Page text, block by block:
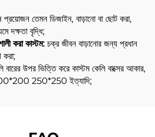
প্রয়োজন তেমন ডিজাইন, বাড়ানো বা ছোট করা,
দক্ষতা বৃদ্ধি;
করা কাস্টম: চক্র জীবন বাড়ানোর জন্য প্রধান
করা;
বারের উপর ভিত্তি করে কাস্টম কেলি বাক্সের আকার,
250*250 ইত্যাদি;